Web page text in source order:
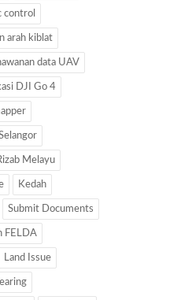
control
arah kiblat
data UAV
DJI Go 4
Melayu
Kedah
Submit Documents
FELDA
Land Issue